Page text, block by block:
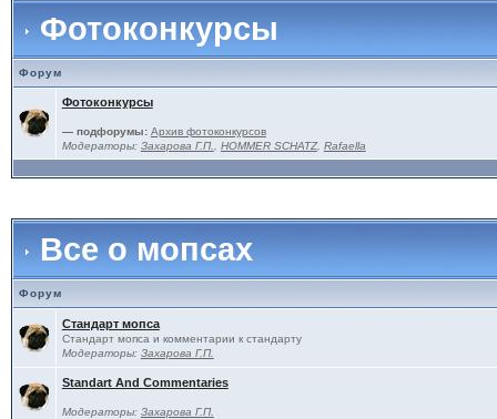
Фотоконкурсы
Форум
Фотоконкурсы
— подфорумы: Архив фотоконкурсов
Модераторы: Захарова Г.П. HOMMER SCHATZ, Rafaella
Все о мопсах
Форум
Стандарт мопса
Стандарт мопса и комментарии к стандарту
Модераторы: Захарова Г.П.
Standart And Commentaries
Модераторы: Захарова Г.П.